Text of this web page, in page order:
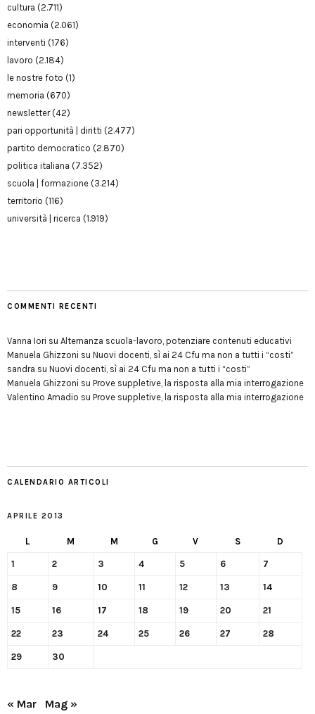
cultura (2.711)
economia (2.061)
interventi (176)
lavoro (2.184)
le nostre foto (1)
memoria (670)
newsletter(42)
pari opportunità | diritti (2.477)
partito democratico (2.870)
politica italiana (7.352)
scuola | formazione (3.214)
territorio (116)
università | ricerca (1.919)
COMMENTI RECENTI
Vanna Iori su Alternanza scuola-lavoro, potenziare contenuti educativi
Manuela Ghizzoni su Nuovi docenti, sì ai 24 Cfu ma non a tutti i “costi”
sandra su Nuovi docenti, sì ai 24 Cfu ma non a tutti i “costi”
Manuela Ghizzoni su Prove suppletive, la risposta alla mia interrogazione
Valentino Amadio su Prove suppletive, la risposta alla mia interrogazione
CALENDARIO ARTICOLI
APRILE 2013
L M M G V S D
1 2 3 4 5 6 7
8 9 10 11 12 13 14
15 16 17 18 19 20 21
22 23 24 25 26 27 28
29 30
« Mar Mag »